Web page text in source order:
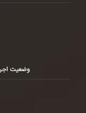
وضعیت